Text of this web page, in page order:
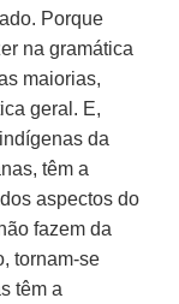
Porque
na gramática
maiorias,
geral. E,
da
têm a
aspectos do
fazem da
tornam-se
têm a